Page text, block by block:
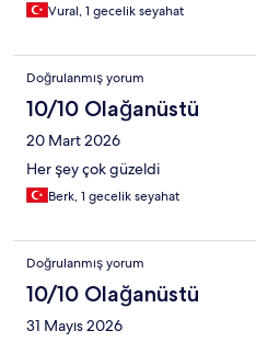
Vural, 1 gecelik seyahat
Doğrulanmış yorum
10/10 Olağanüstü
20 Mart 2026
Her şey çok güzeldi
Berk, 1 gecelik seyahat
Doğrulanmış yorum
10/10 Olağanüstü
31 Mayıs 2026